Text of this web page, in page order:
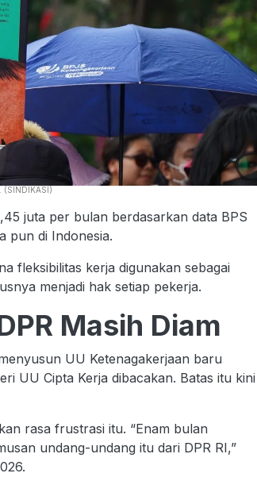
(SINDIKASI)
juta per bulan berdasarkan data BPS
pun di Indonesia.
fleksibilitas kerja digunakan sebagai
menjadi hak setiap pekerja.
Masih Diam
UU Ketenagakerjaan baru
UU Cipta Kerja dibacakan. Batas itu kini
rasa frustrasi itu. “Enam bulan
undang-undang itu dari DPR RI,”